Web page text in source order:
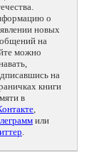
о
новых
на
можно
на
книги
в
,
или
.